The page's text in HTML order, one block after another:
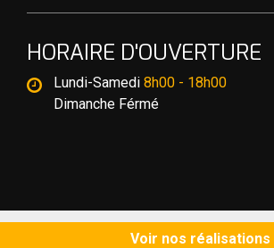
Voir nos réalisations
HORAIRE D'OUVERTURE
Lundi-Samedi 8h00 - 18h00
Dimanche Férmé
©2020 Tout droit réservé -Mentions